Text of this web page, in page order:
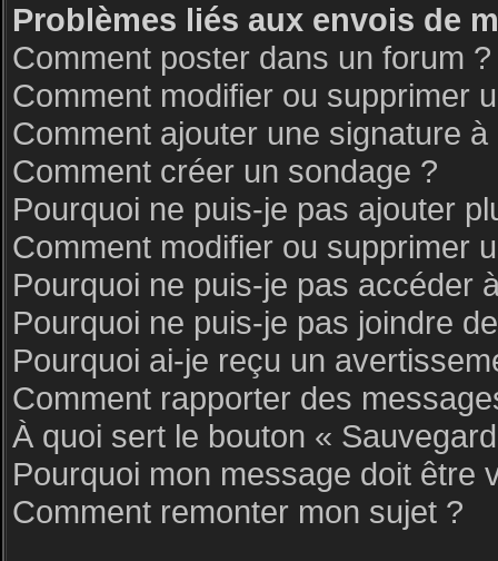
Problèmes liés aux envois de
Comment poster dans un forum ?
Comment modifier ou supprimer
Comment ajouter une signature
Comment créer un sondage ?
Pourquoi ne puis-je pas ajouter
Comment modifier ou supprimer
Pourquoi ne puis-je pas accéder
Pourquoi ne puis-je pas joindre
Pourquoi ai-je reçu un
Comment rapporter des
À quoi sert le bouton «
Pourquoi mon message doit être
Comment remonter mon sujet ?